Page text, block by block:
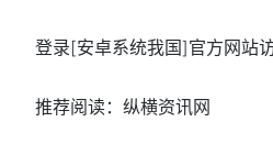
登录[安卓系统我国]官方网站
推荐阅读： 纵横资讯网